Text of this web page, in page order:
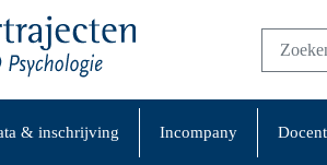
& inschrijving Incompany